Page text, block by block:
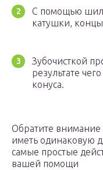
С помощью
катушки,
Зубочисткой
результате
конуса.
Обратите внимание
иметь одинаковую
самые простые
вашей помощи